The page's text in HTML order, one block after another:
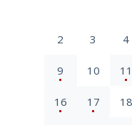
2 3 4
9 10 11
16 17 18